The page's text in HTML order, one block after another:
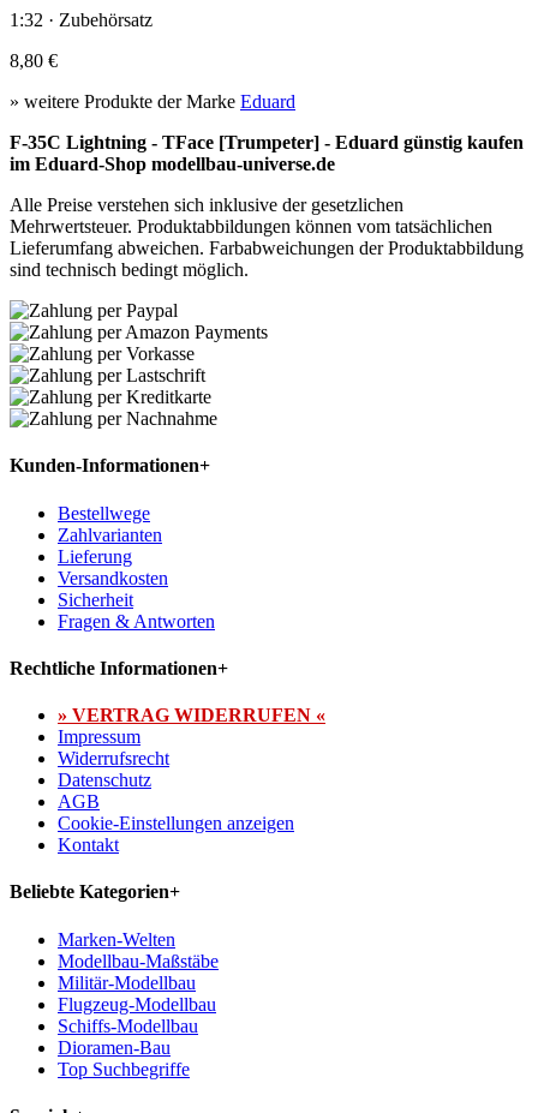
1:32 · Zubehörsatz
8,80 €
» weitere Produkte der Marke Eduard
F-35C Lightning - TFace [Trumpeter] - Eduard günstig kaufen
im Eduard-Shop modellbau-universe.de
Alle Preise verstehen sich inklusive der gesetzlichen
Mehrwertsteuer. Produktabbildungen können vom tatsächlichen
Lieferumfang abweichen. Farbabweichungen der Produktabbildung
sind technisch bedingt möglich.
Kunden-Informationen+
Bestellwege
Zahlvarianten
Lieferung
Versandkosten
Sicherheit
Fragen & Antworten
Rechtliche Informationen+
» VERTRAG WIDERRUFEN «
Impressum
Widerrufsrecht
Datenschutz
AGB
Cookie-Einstellungen anzeigen
Kontakt
Beliebte Kategorien+
Marken-Welten
Modellbau-Maßstäbe
Militär-Modellbau
Flugzeug-Modellbau
Schiffs-Modellbau
Dioramen-Bau
Top Suchbegriffe